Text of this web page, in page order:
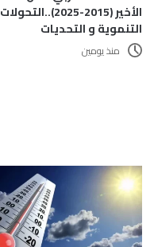
الأخير (2015-2025)..التحولات
التنموية و التحديات
منذ يومين